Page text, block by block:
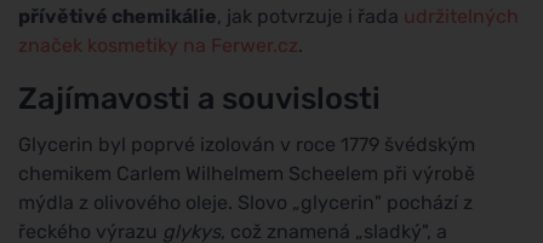
přívětivé chemikálie, jak potvrzuje i řada udržitelných
značek kosmetiky na Ferwer.cz.
Zajímavosti a souvislosti
Glycerin byl poprvé izolován v roce 1779 švédským
chemikem Carlem Wilhelmem Scheelem při výrobě
mýdla z olivového oleje. Slovo „glycerin" pochází z
řeckého výrazu glykys, což znamená „sladký", a